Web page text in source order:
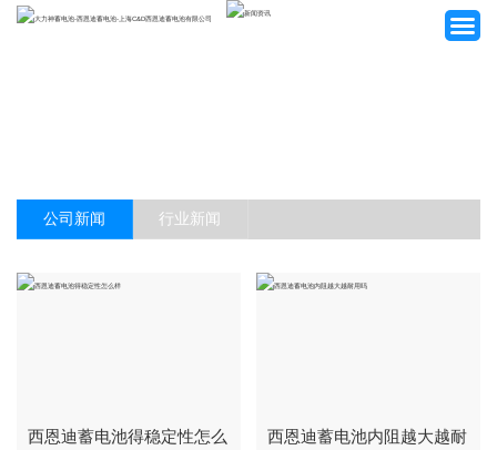
关于我们
产品中心
招贤纳士
公司新闻 行业新闻
西恩迪蓄电池得稳定性怎么
西恩迪蓄电池内阻越大越耐